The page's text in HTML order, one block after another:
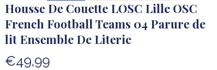
Housse De Couette LOSC Lille OSC
French Football Teams 04 Parure de
lit Ensemble De Literie
€49,99